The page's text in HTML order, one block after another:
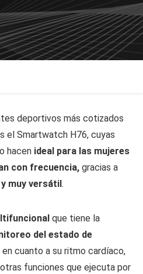
de ritmo cardíaco,
Espanol)
de mensajes,
cámara remota, reloj
más diales para cambiar
deportivos más cotizados
el Smartwatch H76, cuyas
hacen ideal para las mujeres
con frecuencia, gracias a
muy versátil.
que tiene la
del estado de
cuanto a su ritmo cardíaco,
funciones que ejecuta por